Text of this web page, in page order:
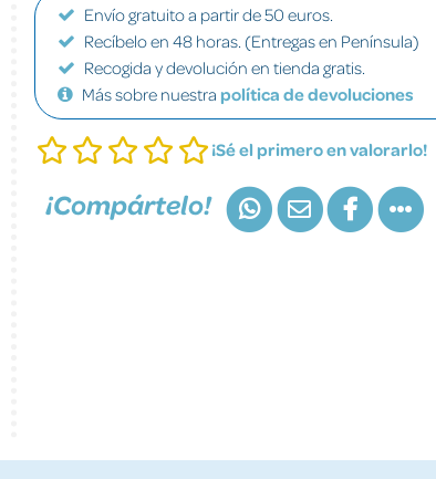
Envío gratuito a partir de 50 euros.
Recíbelo en 48 horas. (Entregas en Península)
Recogida y devolución en tienda gratis.
Más sobre nuestra política de devoluciones
¡Sé el primero en valorarlo!
¡Compártelo!